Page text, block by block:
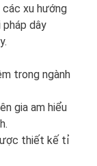
xu hướng
dây
trong ngành
gia am hiểu
thiết kế tỉ